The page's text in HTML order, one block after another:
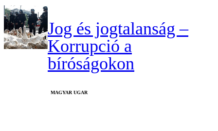
Jog és jogtalanság –
Korrupció a
bíróságokon
MAGYAR UGAR